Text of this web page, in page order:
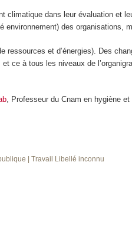
climatique dans leur évaluation et
des organisations,
et d’énergies). Des
ce à tous les niveaux de
, Professeur du Cnam en hygiène
| Travail Libellé inconnu